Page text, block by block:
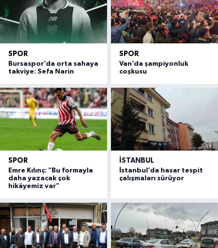
SPOR
Bursaspor’da orta sahaya
takviye: Sefa Narin
SPOR
Van’da şampiyonluk
coşkusu
SPOR
Emre Kılınç: "Bu formayla
daha yazacak çok
hikâyemiz var"
İSTANBUL
İstanbul’da hasar tespit
çalışmaları sürüyor